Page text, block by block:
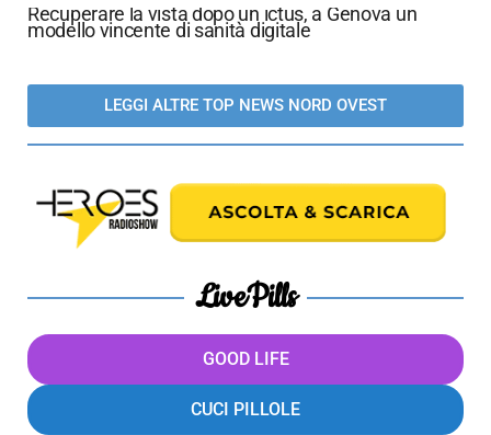
Recuperare la vista dopo un ictus, a Genova un
modello vincente di sanità digitale
LEGGI ALTRE TOP NEWS NORD OVEST
LivePills
GOOD LIFE
CUCI PILLOLE